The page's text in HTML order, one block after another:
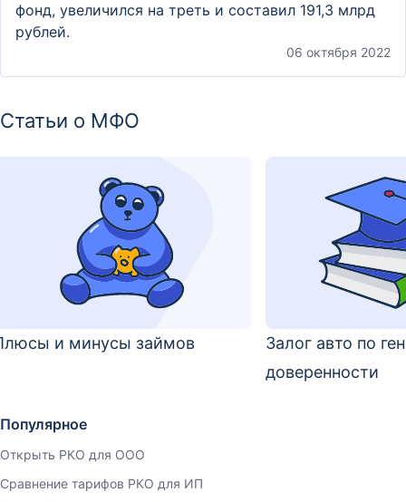
фонд, увеличился на треть и составил 191,3 млрд
рублей.
06 октября 2022
Статьи о МФО
и минусы займов
Залог авто по
доверенности
Популярное
Открыть РКО для ООО
Сравнение тарифов РКО для ИП